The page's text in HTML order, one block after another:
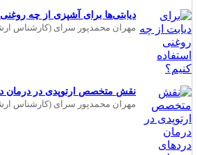
دیابتی‌ها برای آشپزی از چه روغنی
مهران محمدپور سرای (کارشناس
نقش متخصص ارتوپدی در درمان
مهران محمدپور سرای (کارشناس